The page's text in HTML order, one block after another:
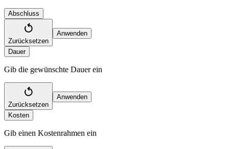
Abschluss
Zurücksetzen
Anwenden
Dauer
Gib die gewünschte Dauer ein
Zurücksetzen
Anwenden
Kosten
Gib einen Kostenrahmen ein